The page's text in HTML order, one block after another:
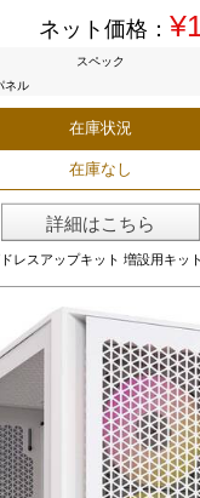
ネット価格：
スペック
ネル
在庫状況
在庫なし
詳細はこちら
レスアップキット 増設用キット